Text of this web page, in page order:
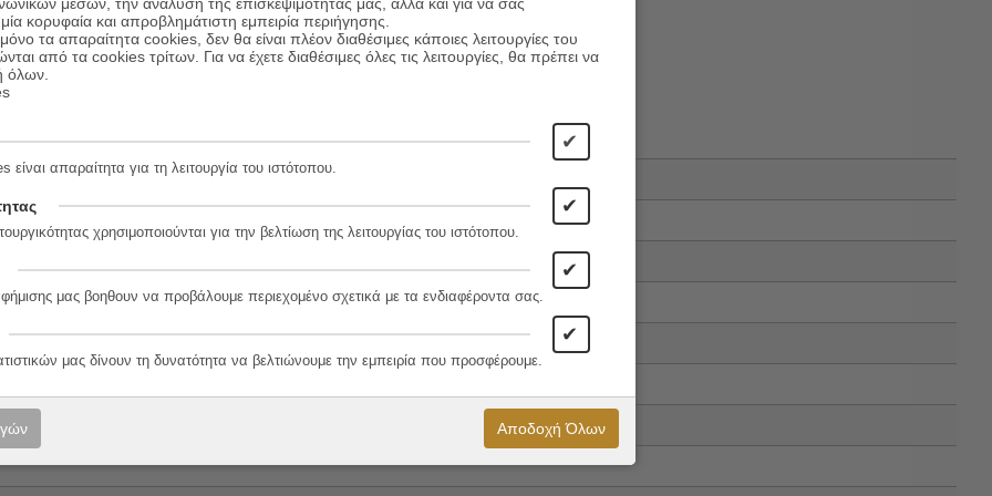
1
κορυφαία και απροβλημάτιστη εμπειρία περιήγησης.
τα απαραίτητα cookies, δεν θα είναι πλέον διαθέσιμες κάποιες λειτουργίες του
από τα cookies τρίτων. Για να έχετε διαθέσιμες όλες τις λειτουργίες, θα πρέπει να
όλων.
✔
απαραίτητα για τη λειτουργία του ιστότοπου.
✔
χρησιμοποιούνται για την βελτίωση της λειτουργίας του ιστότοπου.
✔
μας βοηθουν να προβάλουμε περιεχομένο σχετικά με τα ενδιαφέροντα σας.
✔
μας δίνουν τη δυνατότητα να βελτιώνουμε την εμπειρία που προσφέρουμε.
Αποδοχή Όλων